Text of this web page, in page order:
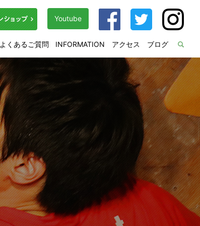
よくあるご質問 INFORMATION アクセス ブログ
Youtube